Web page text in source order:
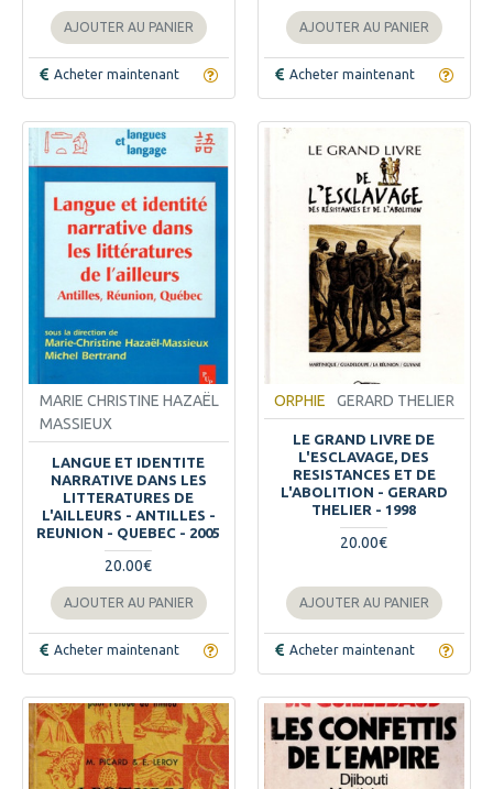
AJOUTER AU PANIER
Acheter maintenant
AJOUTER AU PANIER
Acheter maintenant
MARIE CHRISTINE HAZAËL
MASSIEUX
LANGUE ET IDENTITE
NARRATIVE DANS LES
LITTERATURES DE
L'AILLEURS - ANTILLES -
REUNION - QUEBEC - 2005
20.00€
AJOUTER AU PANIER
Acheter maintenant
ORPHIE GERARD THELIER
LE GRAND LIVRE DE
L'ESCLAVAGE, DES
RESISTANCES ET DE
L'ABOLITION - GERARD
THELIER - 1998
20.00€
AJOUTER AU PANIER
Acheter maintenant